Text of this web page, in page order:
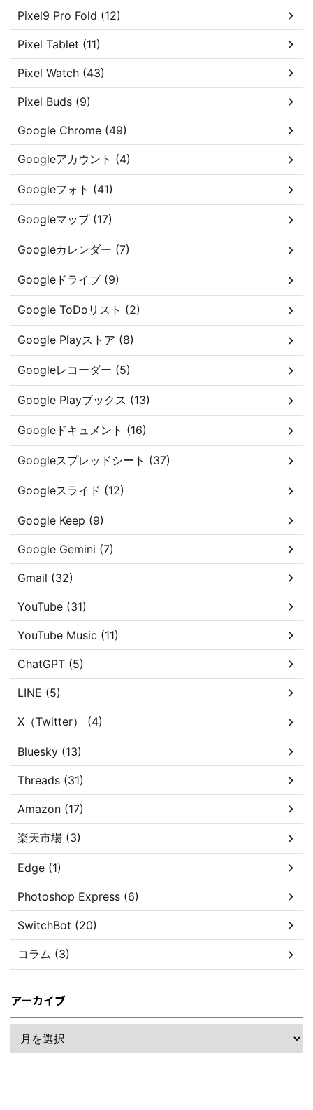
Pixel9 Pro Fold (12)
Pixel Tablet (11)
Pixel Watch (43)
Pixel Buds (9)
Google Chrome (49)
Googleアカウント (4)
Googleフォト (41)
Googleマップ (17)
Googleカレンダー (7)
Googleドライブ (9)
Google ToDoリスト (2)
Google Playストア (8)
Googleレコーダー (5)
Google Playブックス (13)
Googleドキュメント (16)
Googleスプレッドシート (37)
Googleスライド (12)
Google Keep (9)
Google Gemini (7)
Gmail (32)
YouTube (31)
YouTube Music (11)
ChatGPT (5)
LINE (5)
X（Twitter） (4)
Bluesky (13)
Threads (31)
Amazon (17)
楽天市場 (3)
Edge (1)
Photoshop Express (6)
SwitchBot (20)
コラム (3)
アーカイブ